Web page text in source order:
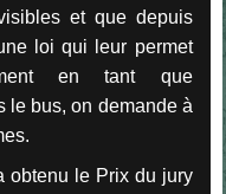
et que depuis
loi qui leur permet
en tant que
le bus, on demande à
obtenu le Prix du jury